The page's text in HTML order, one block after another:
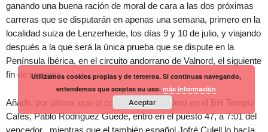
ganando una buena ración de moral de cara a las dos próximas
carreras que se disputarán en apenas una semana, primero en la
localidad suiza de Lenzerheide, los días 9 y 10 de julio, y viajando
después a la que será la única prueba que se dispute en la
Península Ibérica, en el circuito andorrano de Valnord, el siguiente
fin de semana.
Añadir, por último, que el compañero de Valero en el BH Templo
Cafés, Pablo Rodríguez Guede, entró en el puesto 47, a 7:01 del
vencedor , mientras que el también español Jofré Culell lo hacía
Utilizamos cookies propias y de terceros. Si continuas navegando,
entendemos que aceptas su uso.más información
Aceptar